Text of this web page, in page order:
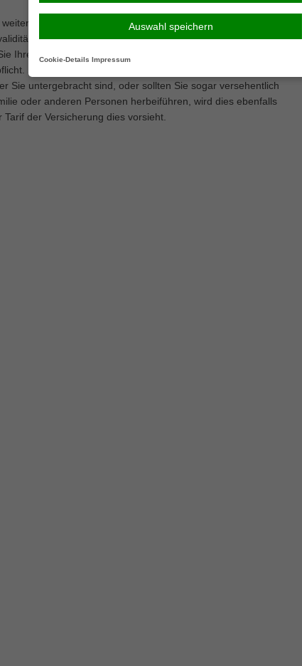
Risiken ab. So kann es während Ihres Aufenthaltes zu
mit sich zieht. In diesem Fall kann Ihre Au Pair-
Ihren Aufenthalt nicht abbrechen müssen. Eine weitere
Sollte es passieren, dass Sie während Ihres Aufenthaltes
Sie untergebracht sind, oder sollten Sie sogar versehentlich
oder anderen Personen herbeiführen, wird dies ebenfalls
der Versicherung dies vorsieht.
Auswahl speichern
Cookie-Details Impressum